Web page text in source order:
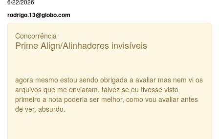
6/22/2026
rodrigo.13@globo.com
Concorrência
Prime Align/Alinhadores invisíveis
agora mesmo estou sendo obrigada a avaliar mas nem vi os
arquivos que me enviaram. talvez se eu tivesse visto
primeiro a nota poderia ser melhor, como vou avaliar antes
de ver, absurdo.